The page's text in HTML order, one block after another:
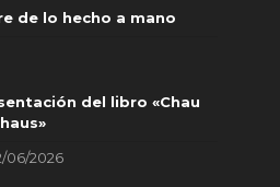
de lo hecho a mano
del libro «Chau
06/2026